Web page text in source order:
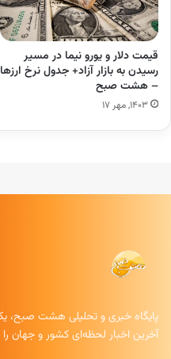
قیمت دلار و یورو نیما در مسیر
رسیدن به بازار آزاد+ جدول نرخ ارزها
– هشت صبح
۱۴۰۳, مهر ۱۷
پایگاه خبری و تحلیلی هشت صبح،
آخرین اخبار لحظه‌ای کشور و جهان را